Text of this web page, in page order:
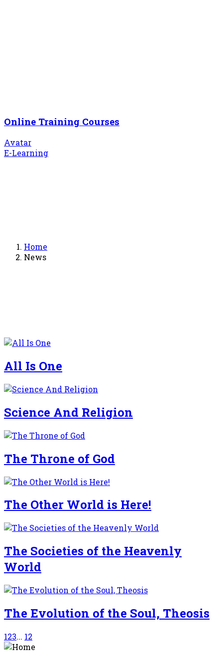
Online Training Courses
Avatar
E-Learning
Home
News
All Is One
Science And Religion
The Throne of God
The Other World is Here!
The Societies of the Heavenly
World
The Evolution of the Soul, Theosis
123... 12